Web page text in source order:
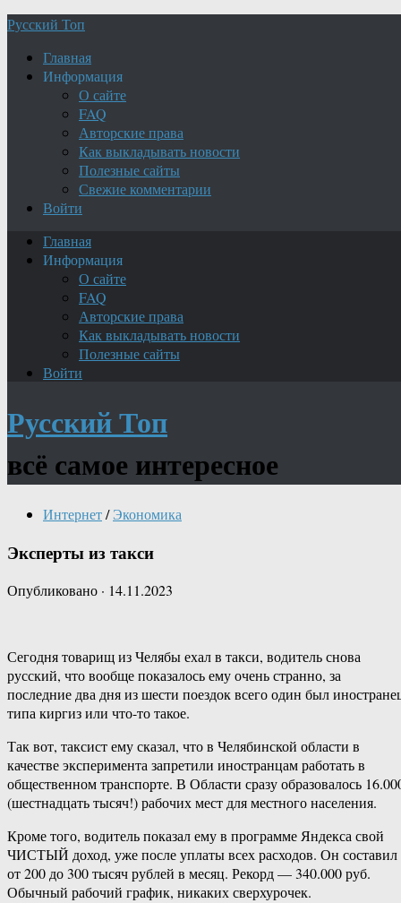
Русский Топ
Главная
Информация
О сайте
FAQ
Авторские права
Как выкладывать новости
Полезные сайты
Свежие комментарии
Войти
Главная
Информация
О сайте
FAQ
Авторские права
Как выкладывать новости
Полезные сайты
Войти
Русский Топ
всё самое интересное
Интернет/ Экономика
Эксперты из такси
Опубликовано · 14.11.2023
Сегодня товарищ из Челябы ехал в такси, водитель снова
русский, что вообще показалось ему очень странно, за
последние два дня из шести поездок всего один был
типа киргиз или что-то такое.
Так вот, таксист ему сказал, что в Челябинской области в
качестве эксперимента запретили иностранцам работать в
общественном транспорте. В Области сразу образовалось
(шестнадцать тысяч!) рабочих мест для местного населения.
Кроме того, водитель показал ему в программе Яндекса свой
ЧИСТЫЙ доход, уже после уплаты всех расходов. Он составил
от 200 до 300 тысяч рублей в месяц. Рекорд — 340.000 руб.
Обычный рабочий график, никаких сверхурочек.